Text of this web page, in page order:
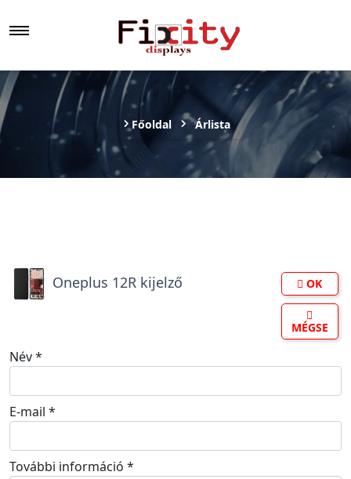
Főoldal Árlista
Oneplus 12R kijelző OK
MÉGSE
Név*
E-mail *
További információ *